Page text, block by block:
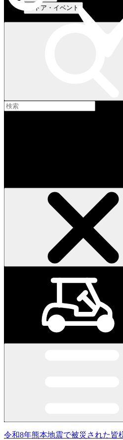
ストア・イベント
令和8年熊本地震で被災された皆